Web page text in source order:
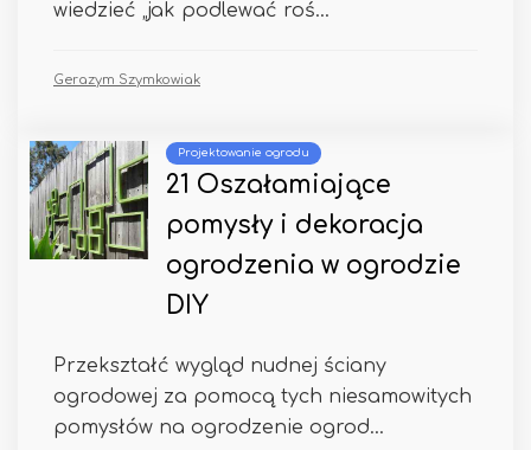
wiedzieć „jak podlewać roś...
Gerazym Szymkowiak
Projektowanie ogrodu
21 Oszałamiające
pomysły i dekoracja
ogrodzenia w ogrodzie
DIY
Przekształć wygląd nudnej ściany
ogrodowej za pomocą tych niesamowitych
pomysłów na ogrodzenie ogrod...